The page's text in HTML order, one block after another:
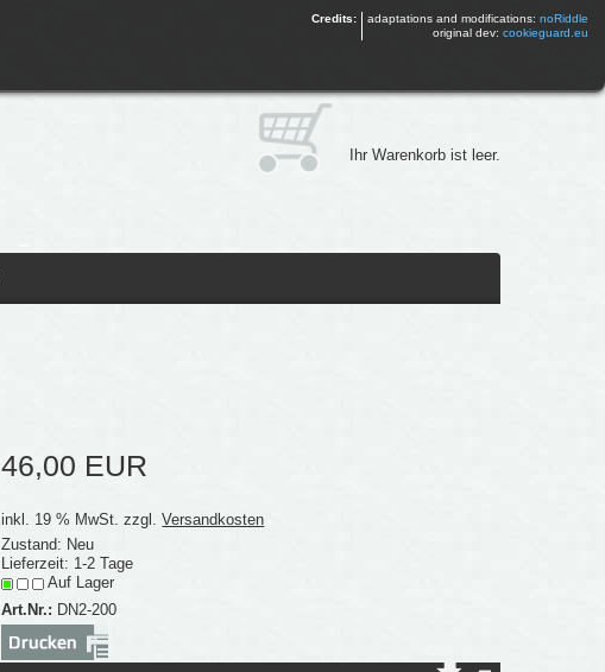
Credits: adaptations and modifications: noRiddle
original dev: cookieguard.eu
Ihr Warenkorb ist leer.
46,00 EUR
inkl. 19 % MwSt. zzgl.Versandkosten
Zustand: Neu
Lieferzeit: 1-2 Tage
Auf Lager
Art.Nr.: DN2-200